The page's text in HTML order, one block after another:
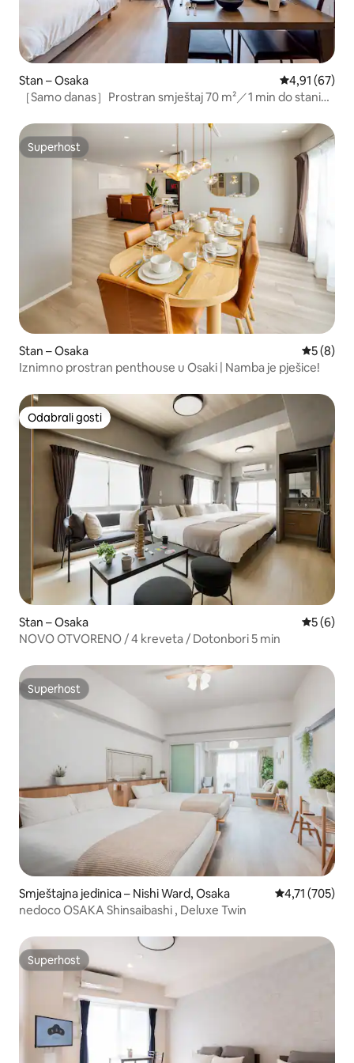
Stan – Osaka Prosječna
4,91 (67)
［Samo danas］Prostran smještaj 70 m²／1 min do stanice
Superhost
Superhost
Stan – Osaka
5 (8)
Iznimno prostran penthouse u Osaki | Namba je pješice!
Odabrali gosti
Odabrali gosti
Stan – Osaka
5 (6)
NOVO OTVORENO / 4 kreveta / Dotonbori 5 min
Superhost
Superhost
Smještajna jedinica – Nishi Ward, Osaka Prosječna
4,71 (705)
nedoco OSAKA Shinsaibashi , Deluxe Twin
Superhost
Superhost